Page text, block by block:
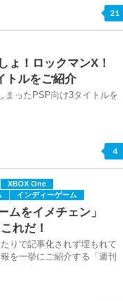
21
ょ！ロックマンX！
トルをご紹介
まったPSP向け3タイトルを
4
XBOX One
インディーゲーム
ムをイメチェン」
れだ！
りで記事化されず埋もれて
を一挙にご紹介する「週刊